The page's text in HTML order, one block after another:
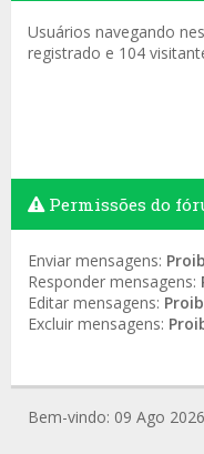
Usuários navegando
registrado e 104
Permissões do
Enviar mensagens:
Responder mensagens:
Editar mensagens:
Excluir mensagens:
Bem-vindo: 09 Ago